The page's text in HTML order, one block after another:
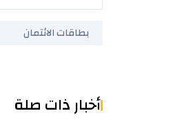
بطاقات الائتمان
أخبار ذات صلة